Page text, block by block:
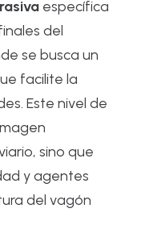
específica
del
se busca un
facilite la
Este nivel de
sino que
y agentes
del vagón